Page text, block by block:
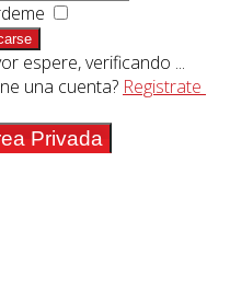
espere, verificando ...
una cuenta? Registrate
Privada